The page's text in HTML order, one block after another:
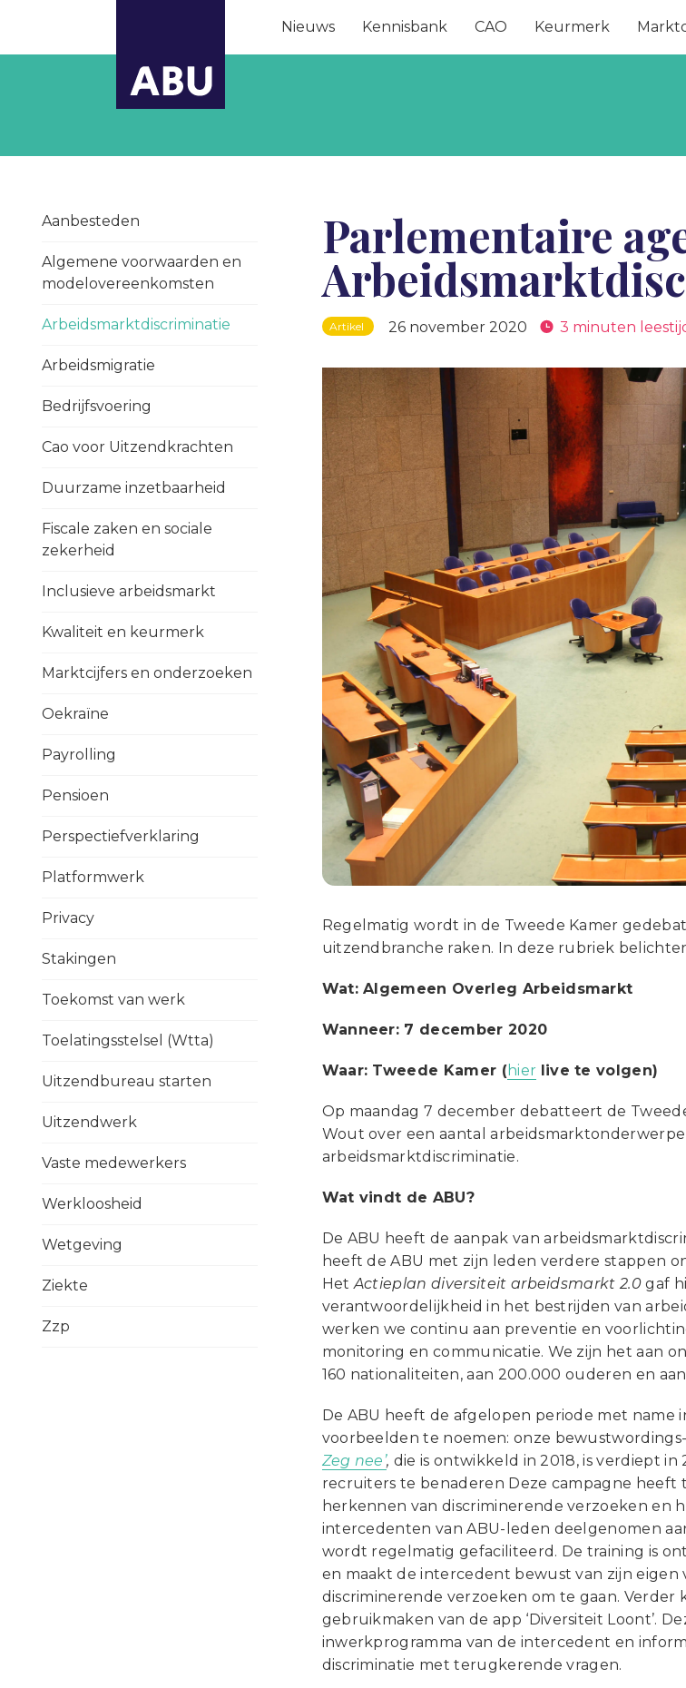
Nieuws Kennisbank CAO Keurmerk
Aanbesteden
Algemene voorwaarden en
modelovereenkomsten
Arbeidsmarktdiscriminatie
Arbeidsmigratie
Bedrijfsvoering
Cao voor Uitzendkrachten
Duurzame inzetbaarheid
Fiscale zaken en sociale
zekerheid
Inclusieve arbeidsmarkt
Kwaliteit en keurmerk
Marktcijfers en onderzoeken
Oekraïne
Payrolling
Pensioen
Perspectiefverklaring
Platformwerk
Privacy
Stakingen
Toekomst van werk
Toelatingsstelsel (Wtta)
Uitzendbureau starten
Uitzendwerk
Vaste medewerkers
Werkloosheid
Wetgeving
Ziekte
Zzp
Parlementaire
Artikel 26 november 2020 3 minuten
Regelmatig wordt in de Tweede Kamer
uitzendbranche raken. In deze rubriek
Wat: Algemeen Overleg Arbeidsmarkt
Wanneer: 7 december 2020
Waar: Tweede Kamer (hier live te volgen)
Op maandag 7 december debatteert de
Wout over een aantal
arbeidsmarktdiscriminatie.
Wat vindt de ABU?
De ABU heeft de aanpak van
heeft de ABU met zijn leden verdere stappen
HetActieplan diversiteit arbeidsmarkt 2.0gaf
verantwoordelijkheid in het bestrijden van
werken we continu aan preventie en
monitoring en communicatie. We zijn het aan
160 nationaliteiten, aan 200.000 ouderen en
De ABU heeft de afgelopen periode met
voorbeelden te noemen: onze
Zeg nee’, die is ontwikkeld in 2018, is verdiept
recruiters te benaderen Deze campagne
herkennen van discriminerende verzoeken en
intercedenten van ABU-leden deelgenomen
wordt regelmatig gefaciliteerd. De training is
en maakt de intercedent bewust van zijn
discriminerende verzoeken om te gaan.
gebruikmaken van de app ‘Diversiteit Loont’.
inwerkprogramma van de intercedent en
discriminatie met terugkerende vragen.